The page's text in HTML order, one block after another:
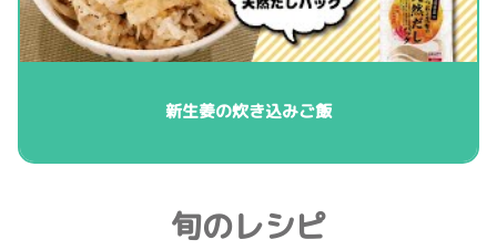
新生姜の炊き込みご飯
旬のレシピ